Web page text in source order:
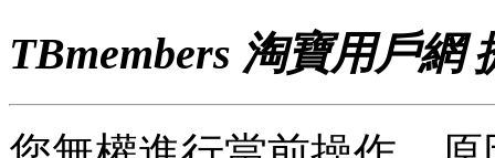
TBmembers 淘寶用戶網